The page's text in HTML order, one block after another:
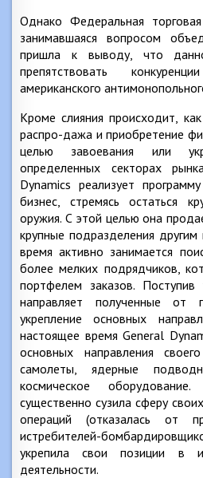
Однако Федеральная
занимавшаяся вопросом
пришла к выводу, что
препятствовать
американского
Кроме слияния происходит,
распро-дажа и приобретение
целью завоевания или
определенных секторах
Dynamics реализует
бизнес, стремясь остаться
оружия. С этой целью она
крупные подразделения
время активно занимается
более мелких подрядчиков,
портфелем заказов.
направляет полученные от
укрепление основных
настоящее время General
основных направления
самолеты, ядерные
космическое
существенно сузила сферу
операций (отказалась от
истребителей-
укрепила свои позиции в
деятельности.